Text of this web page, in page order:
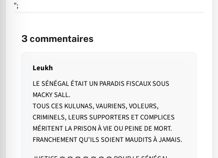
";
3 commentaires
Leukh
LE SÉNÉGAL ÉTAIT UN PARADIS FISCAUX SOUS
MACKY SALL.
TOUS CES KULUNAS, VAURIENS, VOLEURS,
CRIMINELS, LEURS SUPPORTERS ET COMPLICES
MÉRITENT LA PRISON À VIE OU PEINE DE MORT.
FRANCHEMENT QU’ILS SOIENT MAUDITS À JAMAIS.